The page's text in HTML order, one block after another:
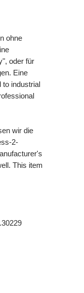
ohne
oder für
Eine
to industrial
wir die
2-
This item